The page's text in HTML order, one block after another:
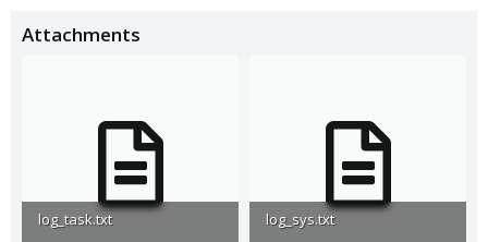
Attachments
log_task.txt
log_sys.txt